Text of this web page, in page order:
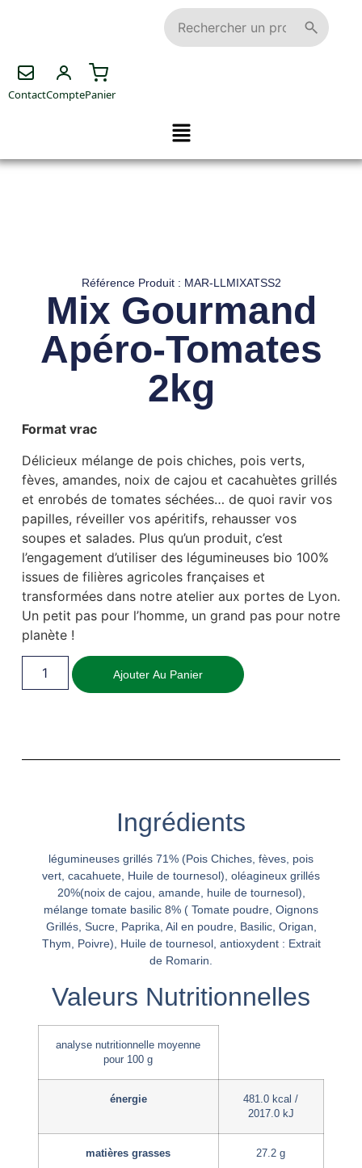
ContactComptePanier
Référence Produit : MAR-LLMIXATSS2
Mix Gourmand
Apéro-Tomates
2kg
Format vrac
Délicieux mélange de pois chiches, pois verts,
fèves, amandes, noix de cajou et cacahuètes grillés
et enrobés de tomates séchées… de quoi ravir vos
papilles, réveiller vos apéritifs, rehausser vos
soupes et salades. Plus qu’un produit, c’est
l’engagement d’utiliser des légumineuses bio 100%
issues de filières agricoles françaises et
transformées dans notre atelier aux portes de Lyon.
Un petit pas pour l’homme, un grand pas pour notre
planète !
Ajouter Au Panier
Ingrédients
légumineuses grillés 71% (Pois Chiches, fèves, pois
vert, cacahuete, Huile de tournesol), oléagineux grillés
20%(noix de cajou, amande, huile de tournesol),
mélange tomate basilic 8% ( Tomate poudre, Oignons
Grillés, Sucre, Paprika, Ail en poudre, Basilic, Origan,
Thym, Poivre), Huile de tournesol, antioxydent : Extrait
de Romarin.
Valeurs Nutritionnelles
analyse nutritionnelle moyenne
pour 100 g
énergie
481.0 kcal /
2017.0 kJ
matières grasses 27.2 g